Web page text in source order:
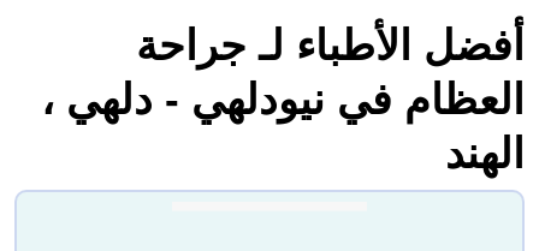
أفضل الأطباء لـ جراحة
العظام في نيودلهي - دلهي ،
الهند